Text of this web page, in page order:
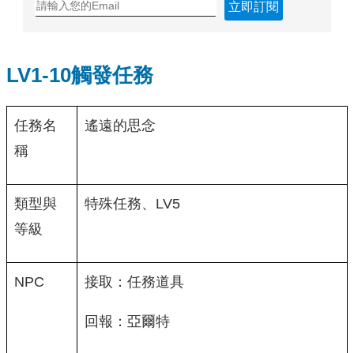
立即訂閱
LV1-10觸發任務
任務名
稱
遙遠的思念
類型與
等級
特殊任務、LV5
NPC 接取：任務道具
回報：亞爾特